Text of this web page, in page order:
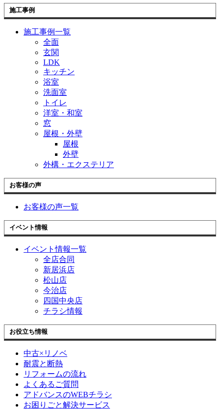
施工事例
施工事例一覧
全面
玄関
LDK
キッチン
浴室
洗面室
トイレ
洋室・和室
窓
屋根・外壁
屋根
外壁
外構・エクステリア
お客様の声
お客様の声一覧
イベント情報
イベント情報一覧
全店合同
新居浜店
松山店
今治店
四国中央店
チラシ情報
お役立ち情報
中古×リノベ
耐震と断熱
リフォームの流れ
よくあるご質問
アドバンスのWEBチラシ
お困りごと解決サービス